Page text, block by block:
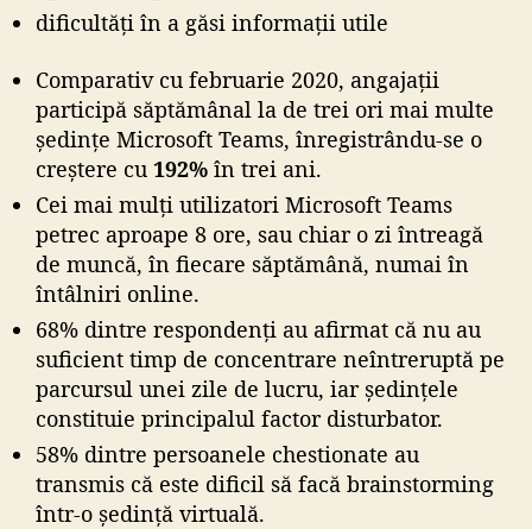
dificultăți în a găsi informații utile
Comparativ cu februarie 2020, angajații
participă săptămânal la de trei ori mai multe
ședințe Microsoft Teams, înregistrându-se o
creștere cu 192% în trei ani.
Cei mai mulți utilizatori Microsoft Teams
petrec aproape 8 ore, sau chiar o zi întreagă
de muncă, în fiecare săptămână, numai în
întâlniri online.
68% dintre respondenți au afirmat că nu au
suficient timp de concentrare neîntreruptă pe
parcursul unei zile de lucru, iar ședințele
constituie principalul factor disturbator.
58% dintre persoanele chestionate au
transmis că este dificil să facă brainstorming
într-o ședință virtuală.